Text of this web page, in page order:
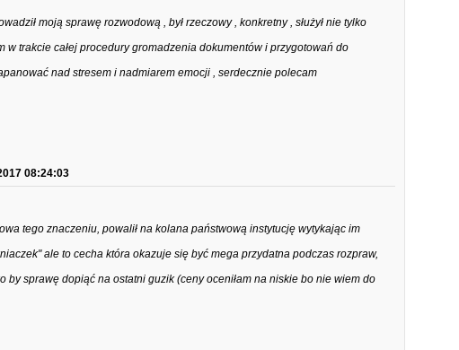
moją sprawę rozwodową , był rzeczowy , konkretny , służył nie tylko
w trakcie całej procedury gromadzenia dokumentów i przygotowań do
nad stresem i nadmiarem emocji , serdecznie polecam
08:24:03
tego znaczeniu, powalił na kolana państwową instytucję wytykając im
ale to cecha która okazuje się być mega przydatna podczas rozpraw,
sprawę dopiąć na ostatni guzik (ceny oceniłam na niskie bo nie wiem do